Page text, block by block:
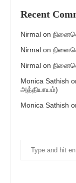
Recent
Nirmal on
Nirmal on
Nirmal on
Monica Sathish
அத்தியாயம்)
Monica Sathish